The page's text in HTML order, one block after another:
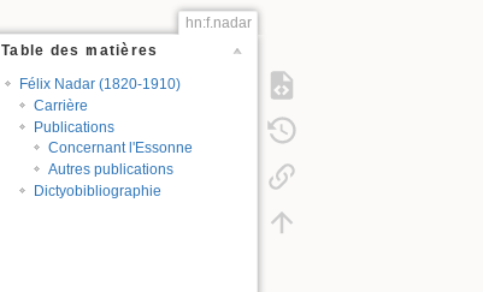
hn:f.nadar
Table des matières
Félix Nadar (1820-1910)
Carrière
Publications
Concernant l'Essonne
Autres publications
Dictyobibliographie